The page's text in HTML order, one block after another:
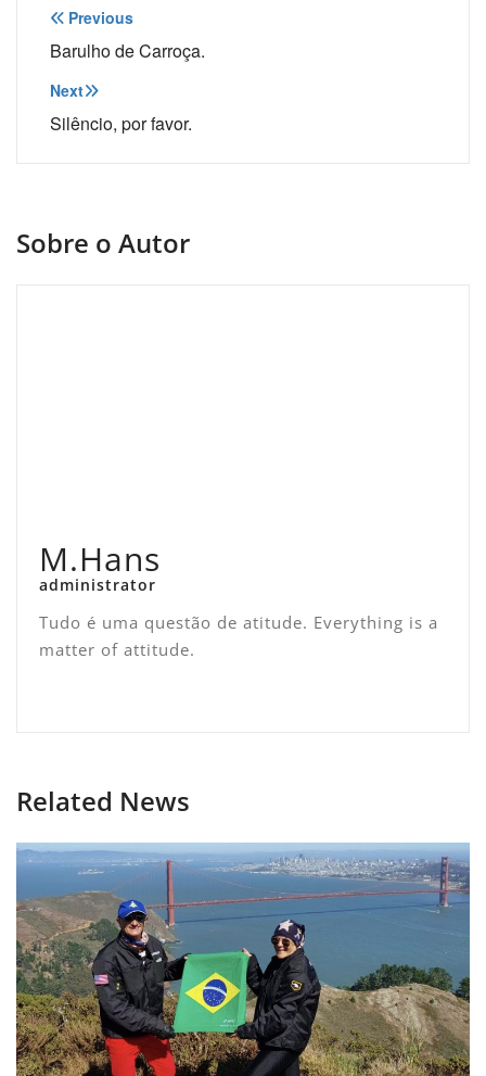
Navegação
de
Post
Previous
Barulho de Carroça.
Next
Silêncio, por favor.
Sobre o Autor
M.Hans
administrator
Tudo é uma questão de atitude. Everything is a
matter of attitude.
Related News